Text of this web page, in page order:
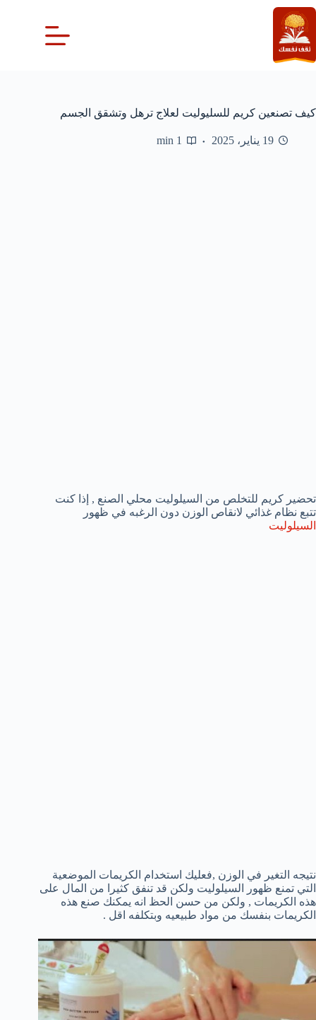
التجاوز
إلى
المحتوى
كيف تصنعين كريم للسليوليت لعلاج ترهل وتشقق الجسم
19 يناير، 2025 1 min
تحضير كريم للتخلص من السيلوليت محلي الصنع , إذا كنت
تتبع نظام غذائي لانقاص الوزن دون الرغبه في ظهور
السيلوليت
نتيجه التغير في الوزن ,فعليك استخدام الكريمات الموضعية
التي تمنع ظهور السيلوليت ولكن قد تنفق كثيرا من المال على
هذه الكريمات , ولكن من حسن الحظ انه يمكنك صنع هذه
الكريمات بنفسك من مواد طبيعيه وبتكلفه اقل .